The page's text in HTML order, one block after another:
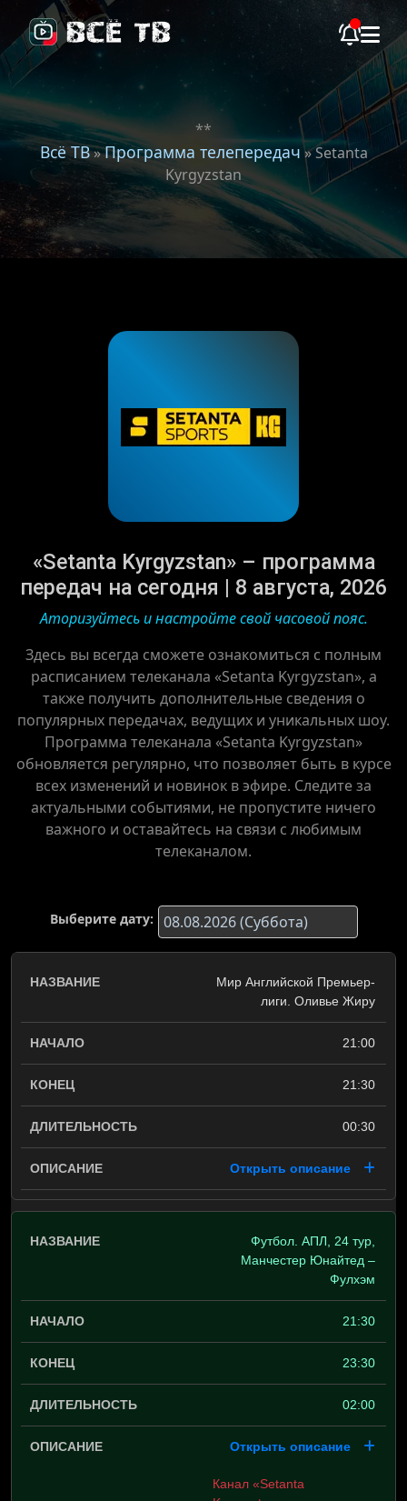
**
Всё ТВ»Программа телепередач» Setanta
Kyrgyzstan
«Setanta Kyrgyzstan» – программа
передач на сегодня | 8 августа, 2026
Аторизуйтесь и настройте свой часовой пояс.
Здесь вы всегда сможете ознакомиться с полным
расписанием телеканала «Setanta Kyrgyzstan», а
также получить дополнительные сведения о
популярных передачах, ведущих и уникальных шоу.
Программа телеканала «Setanta Kyrgyzstan»
обновляется регулярно, что позволяет быть в курсе
всех изменений и новинок в эфире. Следите за
актуальными событиями, не пропустите ничего
важного и оставайтесь на связи с любимым
телеканалом.
Выберите дату:
Мир Английской Премьер-
лиги. Оливье Жиру
21:00
21:30
00:30
Открыть описание
Футбол. АПЛ, 24 тур,
Манчестер Юнайтед –
Фулхэм
21:30
23:30
02:00
Открыть описание
Канал «Setanta